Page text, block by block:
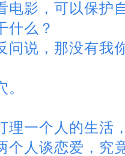
电影，可以保护
什么？
问说，那没有我
理一个人的生活
个人谈恋爱 ，究